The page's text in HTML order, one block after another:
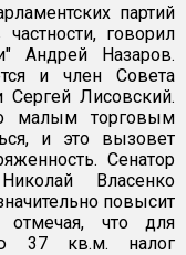
партий
говорил
Андрей Назаров.
и член Совета
Сергей Лисовский.
малым торговым
и это вызовет
Сенатор
Власенко
повысит
отмечая, что для
37 кв.м. налог